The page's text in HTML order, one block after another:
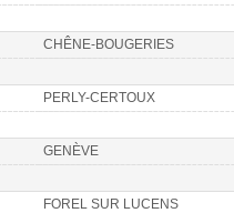
CHÊNE-BOUGERIES
PERLY-CERTOUX
GENÈVE
FOREL SUR LUCENS